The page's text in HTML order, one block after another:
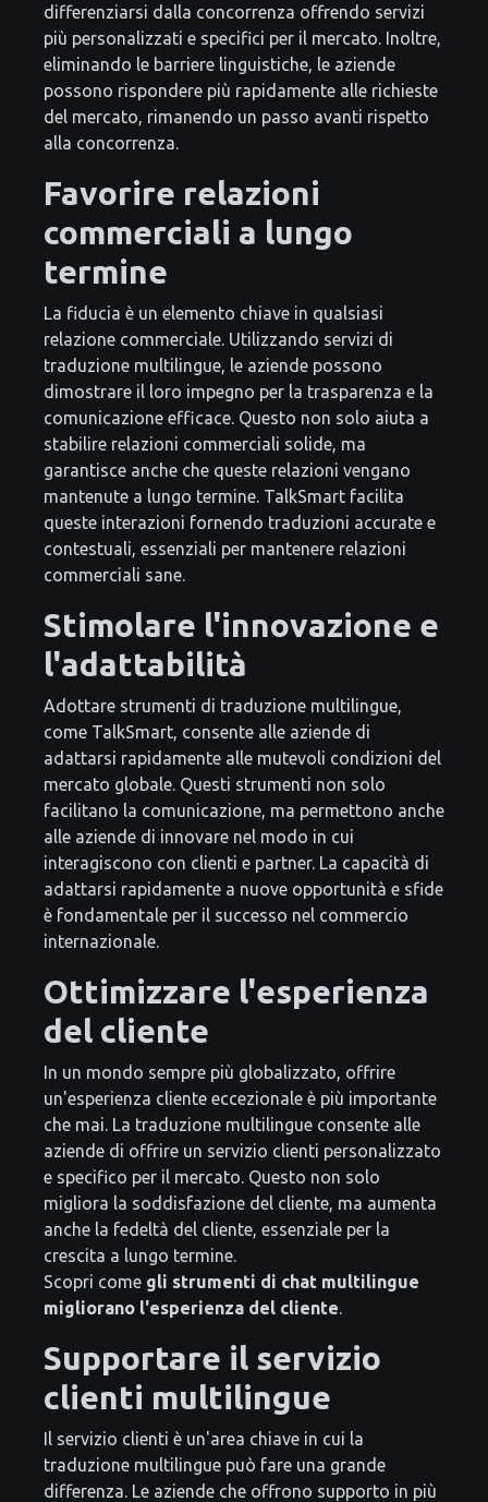
differenziarsi dalla concorrenza offrendo servizi
più personalizzati e specifici per il mercato. Inoltre,
eliminando le barriere linguistiche, le aziende
possono rispondere più rapidamente alle richieste
del mercato, rimanendo un passo avanti rispetto
alla concorrenza.
Favorire relazioni
commerciali a lungo
termine
La fiducia è un elemento chiave in qualsiasi
relazione commerciale. Utilizzando servizi di
traduzione multilingue, le aziende possono
dimostrare il loro impegno per la trasparenza e la
comunicazione efficace. Questo non solo aiuta a
stabilire relazioni commerciali solide, ma
garantisce anche che queste relazioni vengano
mantenute a lungo termine. TalkSmart facilita
queste interazioni fornendo traduzioni accurate e
contestuali, essenziali per mantenere relazioni
commerciali sane.
Stimolare l'innovazione e
l'adattabilità
Adottare strumenti di traduzione multilingue,
come TalkSmart, consente alle aziende di
adattarsi rapidamente alle mutevoli condizioni del
mercato globale. Questi strumenti non solo
facilitano la comunicazione, ma permettono anche
alle aziende di innovare nel modo in cui
interagiscono con clienti e partner. La capacità di
adattarsi rapidamente a nuove opportunità e sfide
è fondamentale per il successo nel commercio
internazionale.
Ottimizzare l'esperienza
del cliente
In un mondo sempre più globalizzato, offrire
un'esperienza cliente eccezionale è più importante
che mai. La traduzione multilingue consente alle
aziende di offrire un servizio clienti personalizzato
e specifico per il mercato. Questo non solo
migliora la soddisfazione del cliente, ma aumenta
anche la fedeltà del cliente, essenziale per la
crescita a lungo termine.
Scopri come gli strumenti di chat multilingue
migliorano l'esperienza del cliente
Supportare il servizio
clienti multilingue
Il servizio clienti è un'area chiave in cui la
traduzione multilingue può fare una grande
differenza. Le aziende che offrono supporto in più